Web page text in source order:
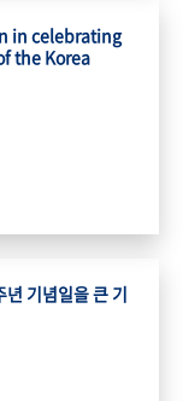
in celebrating
the Korea
기념일을 큰 기